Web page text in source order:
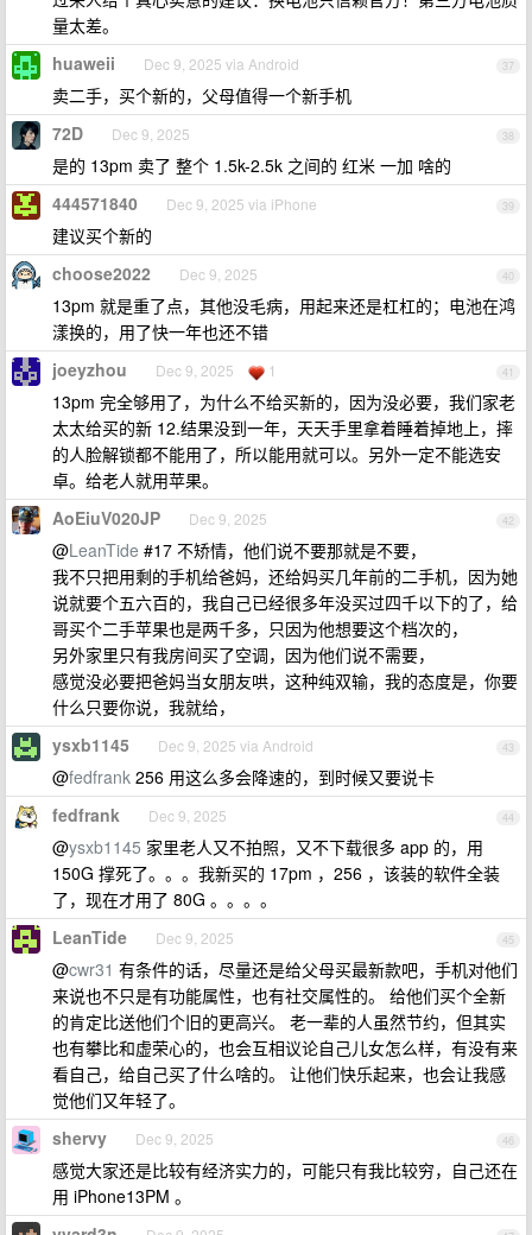
量太差。
37
huaweii Dec 9, 2025 via Android
卖二手，买个新的，父母值得一个新手机
38
72D Dec 9, 2025
是的 13pm 卖了 整个 1.5k-2.5k 之间的 红米 一加 啥的
39
444571840 Dec 9, 2025 via iPhone
建议买个新的
40
choose2022 Dec 9, 2025
13pm 就是重了点，其他没毛病，用起来还是杠杠的；电池在鸿
漾换的，用了快一年也还不错
41
joeyzhou Dec 9, 2025 1
13pm 完全够用了，为什么不给买新的，因为没必要，我们家老
太太给买的新 12.结果没到一年，天天手里拿着睡着掉地上，摔
的人脸解锁都不能用了，所以能用就可以。另外一定不能选安
卓。给老人就用苹果。
42
AoEiuV020JP Dec 9, 2025
@LeanTide #17 不矫情，他们说不要那就是不要，
我不只把用剩的手机给爸妈，还给妈买几年前的二手机，因为她
说就要个五六百的，我自己已经很多年没买过四千以下的了，给
哥买个二手苹果也是两千多，只因为他想要这个档次的，
另外家里只有我房间买了空调，因为他们说不需要，
感觉没必要把爸妈当女朋友哄，这种纯双输，我的态度是，你要
什么只要你说，我就给，
43
ysxb1145 Dec 9, 2025 via Android
@fedfrank 256 用这么多会降速的，到时候又要说卡
44
fedfrank Dec 9, 2025
@ysxb1145 家里老人又不拍照，又不下载很多 app 的，用
150G 撑死了。。。我新买的 17pm ，256 ，该装的软件全装
了，现在才用了 80G 。。。。
45
LeanTide Dec 9, 2025
@cwr31 有条件的话，尽量还是给父母买最新款吧，手机对他们
来说也不只是有功能属性，也有社交属性的。 给他们买个全新
的肯定比送他们个旧的更高兴。 老一辈的人虽然节约，但其实
也有攀比和虚荣心的，也会互相议论自己儿女怎么样，有没有来
看自己，给自己买了什么啥的。 让他们快乐起来，也会让我感
觉他们又年轻了。
46
shervy Dec 9, 2025
感觉大家还是比较有经济实力的，可能只有我比较穷，自己还在
用 iPhone13PM 。